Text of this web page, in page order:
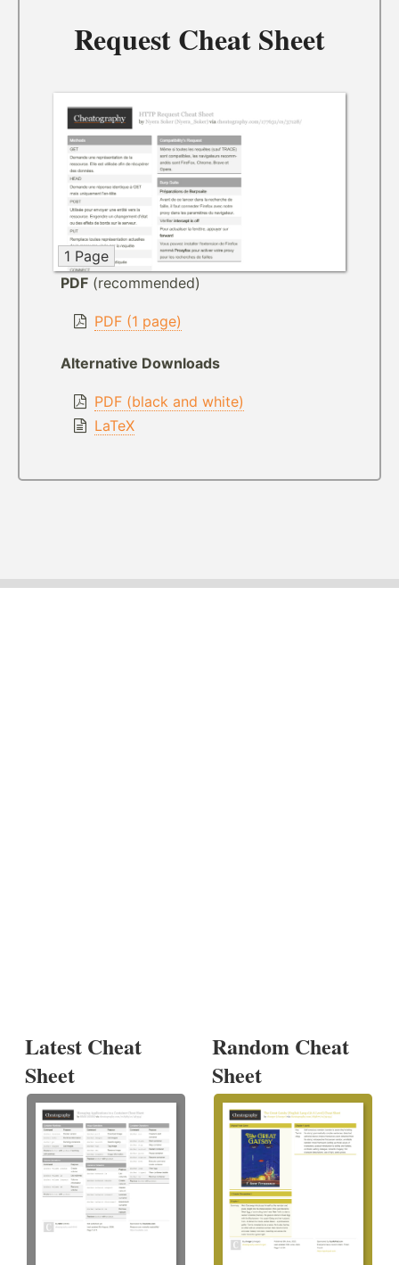
Request Cheat Sheet
1 Page
PDF (recommended)
PDF (1 page)
Alternative Downloads
PDF (black and white)
LaTeX
Latest Cheat
Sheet
Random Cheat
Sheet